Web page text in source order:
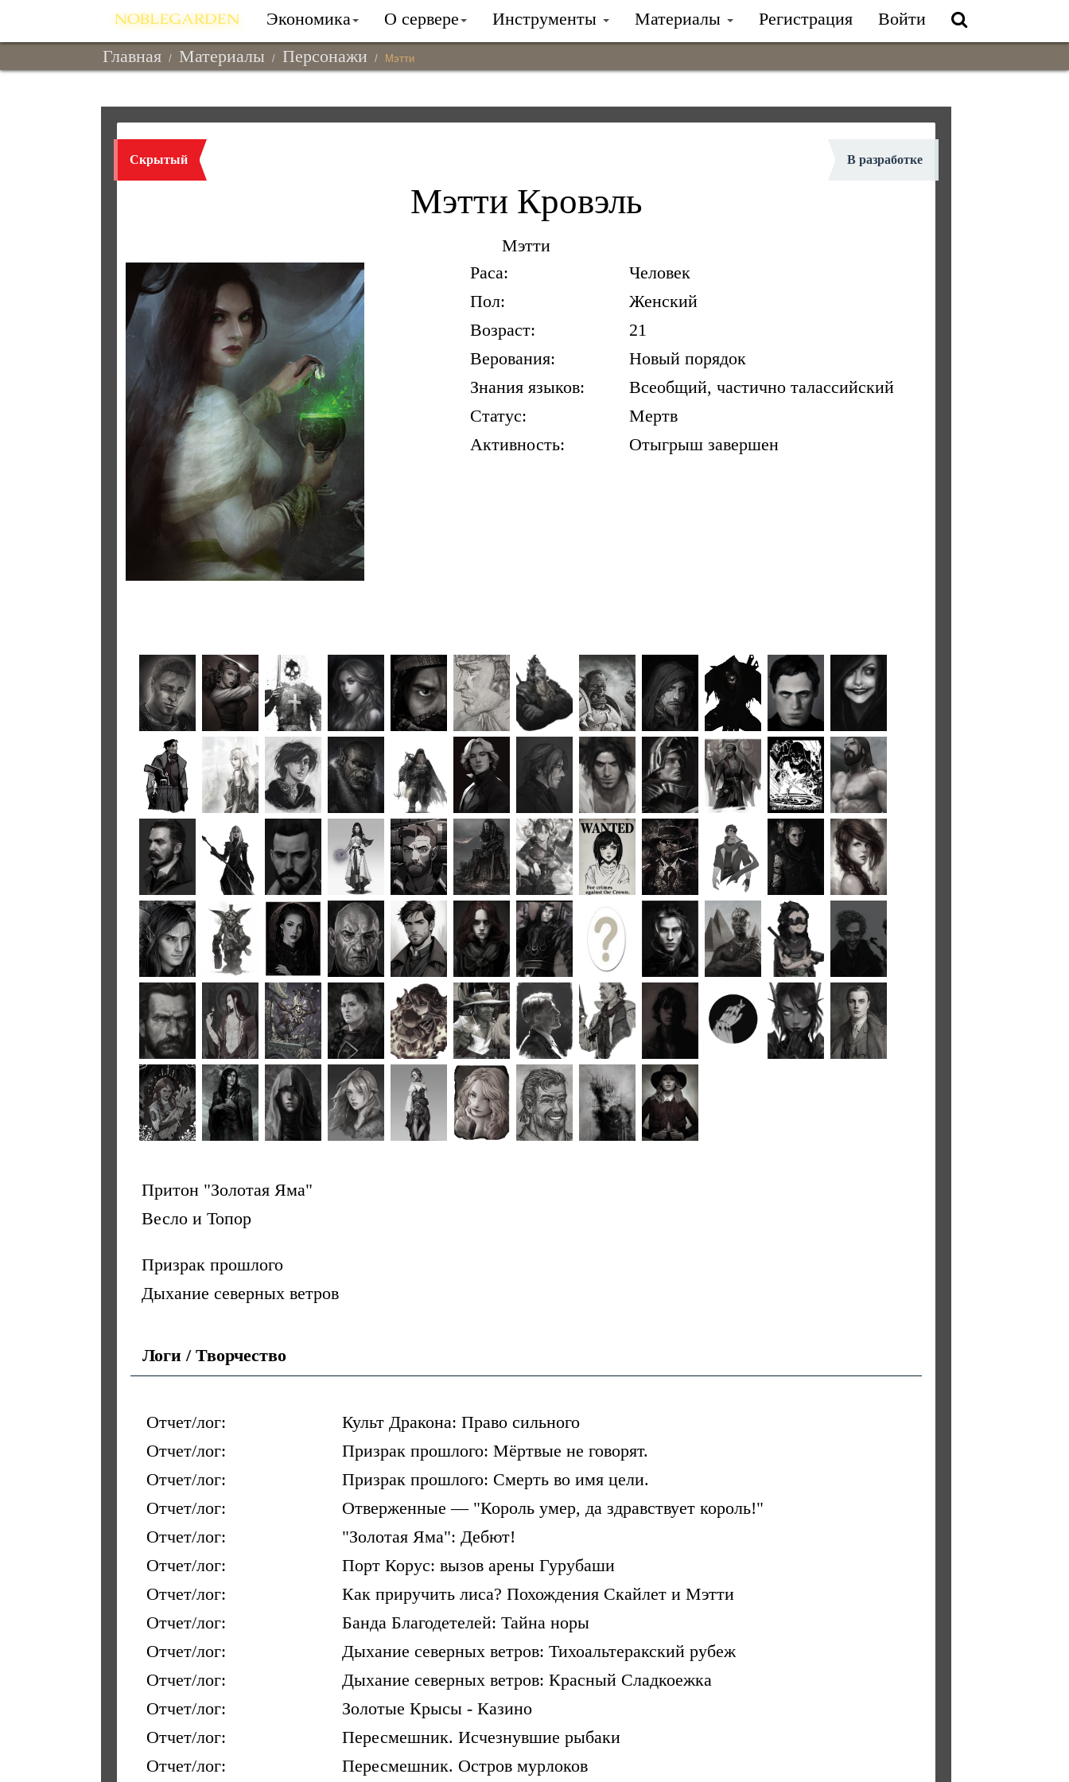
Экономика О сервере Инструменты Материалы Регистрация
Войти
Главная
Материалы Персонажи Мэтти
В разработке
Скрытый
Мэтти Кровэль
Мэтти
Раса:
Человек
Пол:
Женский
Возраст:
21
Верования:
Новый порядок
Знания языков:
Всеобщий, частично талассийский
Статус:
Мертв
Активность:
Отыгрыш завершен
Притон "Золотая Яма"
Весло и Топор
Призрак прошлого
Дыхание северных ветров
Логи / Творчество
Отчет/лог:
Культ Дракона: Право сильного
Отчет/лог:
Призрак прошлого: Мёртвые не говорят.
Отчет/лог:
Призрак прошлого: Смерть во имя цели.
Отчет/лог:
Отверженные — "Король умер, да здравствует король!"
Отчет/лог:
"Золотая Яма": Дебют!
Отчет/лог:
Порт Корус: вызов арены Гурубаши
Отчет/лог:
Как приручить лиса? Похождения Скайлет и Мэтти
Отчет/лог:
Банда Благодетелей: Тайна норы
Отчет/лог:
Дыхание северных ветров: Тихоальтеракский рубеж
Отчет/лог:
Дыхание северных ветров: Красный Сладкоежка
Отчет/лог:
Золотые Крысы - Казино
Отчет/лог:
Пересмешник. Исчезнувшие рыбаки
Отчет/лог:
Пересмешник. Остров мурлоков